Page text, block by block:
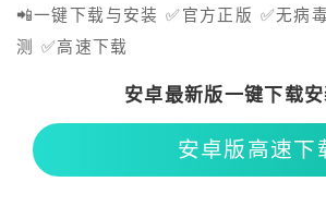
📲一键下载与安装 ✅官方正版 ✅无病
测 ✅高速下载
安卓最新版一键下载安
安卓版高速下